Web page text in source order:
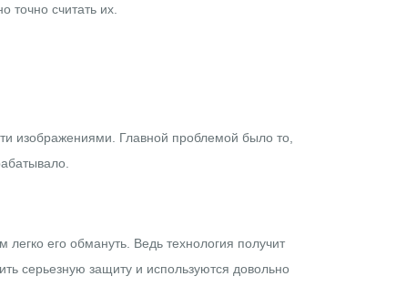
считать их.
изображениями. Главной проблемой было то,
его обмануть. Ведь технология получит
серьезную защиту и используются довольно